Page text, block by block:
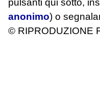
pulsanti qui sotto,
anonimo) o
© RIPRODUZIONE